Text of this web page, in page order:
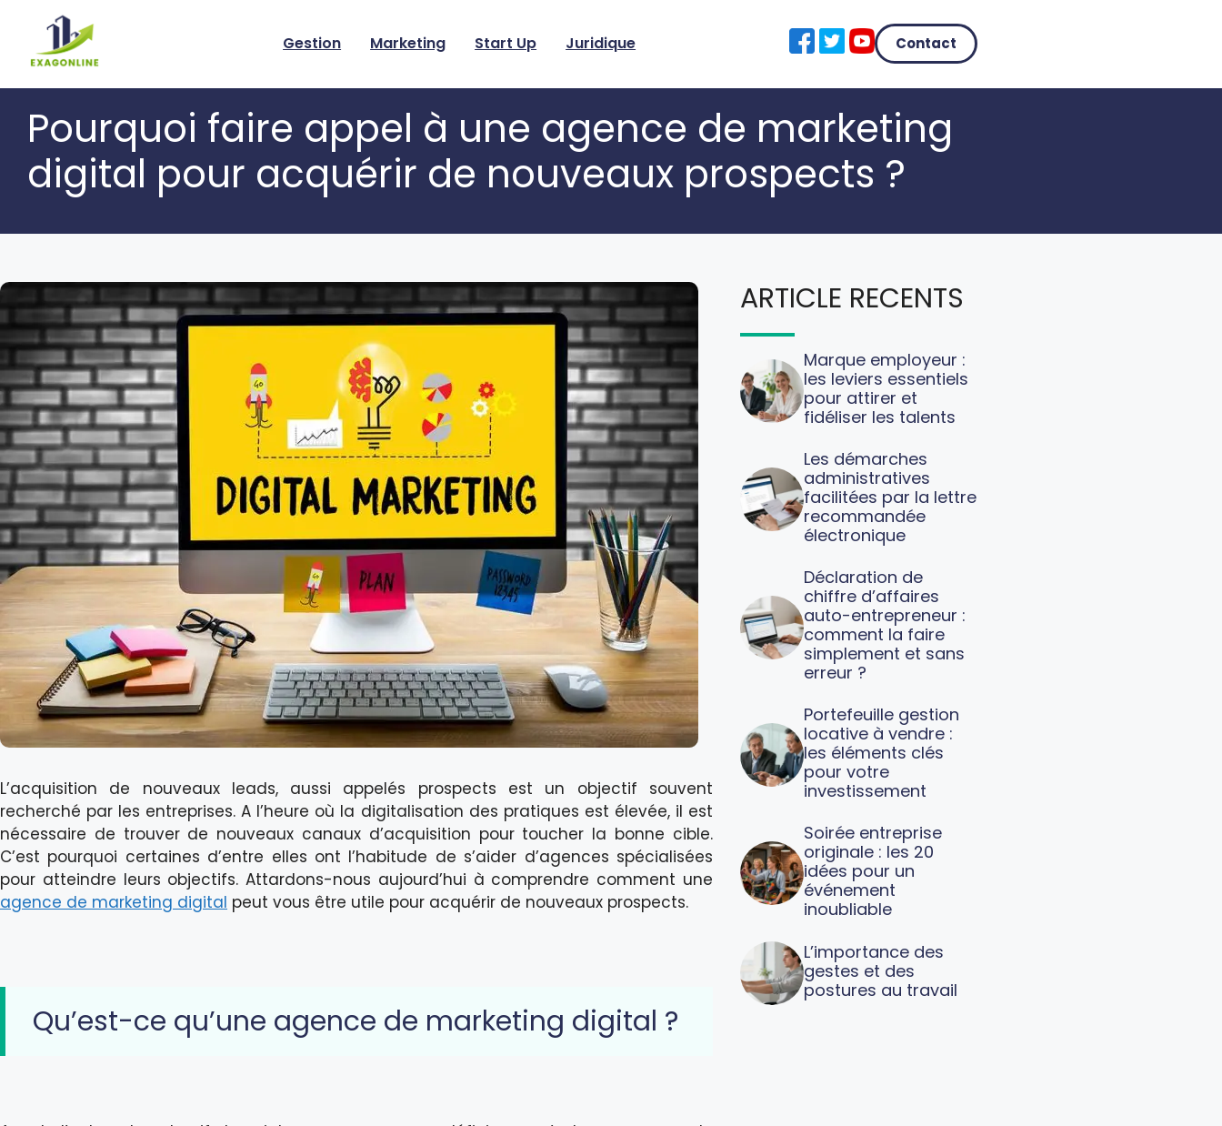
content
Gestion Marketing Start Up Juridique Contact
Pourquoi faire appel à une agence de marketing
digital pour acquérir de nouveaux prospects ?
L’acquisition de nouveaux leads, aussi appelés prospects est un objectif souvent
recherché par les entreprises. A l’heure où la digitalisation des pratiques est élevée, il est
nécessaire de trouver de nouveaux canaux d’acquisition pour toucher la bonne cible.
C’est pourquoi certaines d’entre elles ont l’habitude de s’aider d’agences spécialisées
pour atteindre leurs objectifs. Attardons-nous aujourd’hui à comprendre comment une
agence de marketing digital peut vous être utile pour acquérir de nouveaux prospects.
Qu’est-ce qu’une agence de marketing digital ?
ARTICLE RECENTS
Marque employeur :
les leviers essentiels
pour attirer et
fidéliser les talents
Les démarches
administratives
facilitées par la lettre
recommandée
électronique
Déclaration de
chiffre d’affaires
auto-entrepreneur :
comment la faire
simplement et sans
erreur ?
Portefeuille gestion
locative à vendre :
les éléments clés
pour votre
investissement
Soirée entreprise
originale : les 20
idées pour un
événement
inoubliable
L’importance des
gestes et des
postures au travail